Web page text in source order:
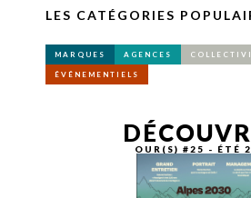
LES CATÉGORIES
MARQUES AGENCES
ÉVÉNEMENTIELS
OUR(S) #25 - ÉTÉ